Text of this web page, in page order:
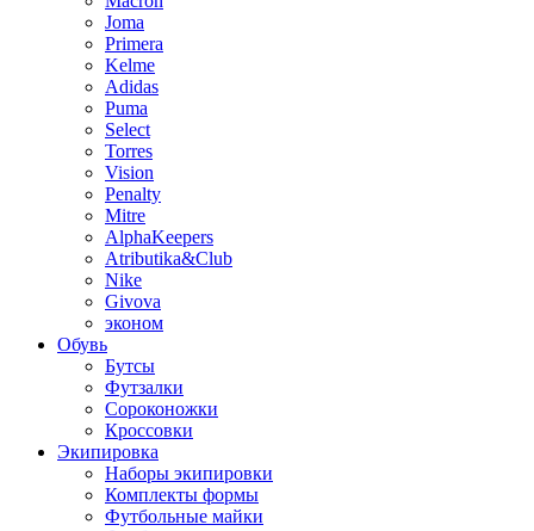
Joma
Primera
Kelme
Adidas
Puma
Select
Torres
Vision
Penalty
Mitre
AlphaKeepers
Atributika&Club
Nike
Givova
эконом
Обувь
Бутсы
Футзалки
Сороконожки
Кроссовки
Экипировка
Наборы экипировки
Комплекты формы
Футбольные майки